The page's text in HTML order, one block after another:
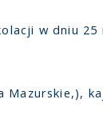
w dniu